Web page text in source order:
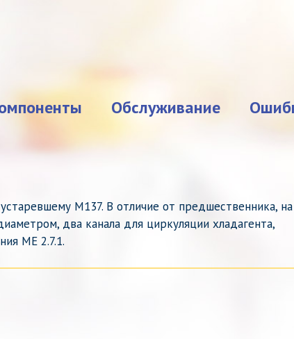
Обслуживание
M137. В отличие от предшественника, на
два канала для циркуляции хладагента,
ME 2.7.1.